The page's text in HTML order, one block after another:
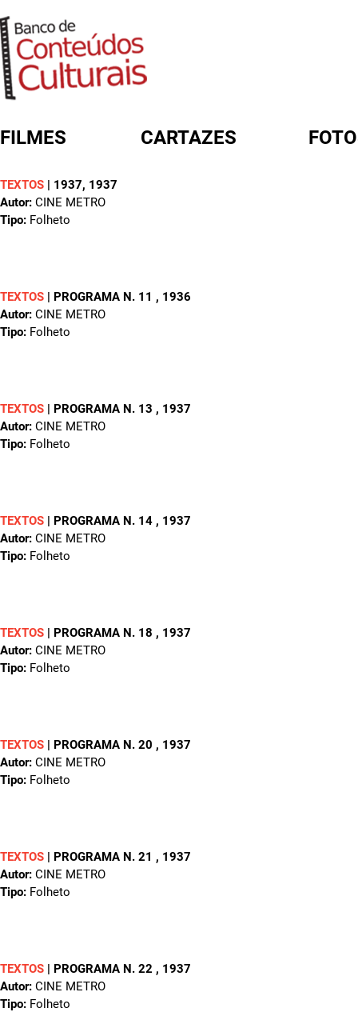
FILMES CARTAZES
TEXTOS | 1937, 1937
Autor: CINE METRO
Tipo: Folheto
TEXTOS | PROGRAMA N. 11 , 1936
Autor: CINE METRO
Tipo: Folheto
TEXTOS | PROGRAMA N. 13 , 1937
Autor: CINE METRO
Tipo: Folheto
TEXTOS | PROGRAMA N. 14 , 1937
Autor: CINE METRO
Tipo: Folheto
TEXTOS | PROGRAMA N. 18 , 1937
Autor: CINE METRO
Tipo: Folheto
TEXTOS | PROGRAMA N. 20 , 1937
Autor: CINE METRO
Tipo: Folheto
TEXTOS | PROGRAMA N. 21 , 1937
Autor: CINE METRO
Tipo: Folheto
TEXTOS | PROGRAMA N. 22 , 1937
Autor: CINE METRO
Tipo: Folheto
FORMULÁRIO DE BUSCA